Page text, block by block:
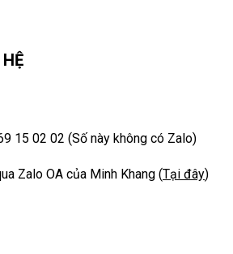
15 02 02 (Số này không có Zalo)
Zalo OA của Minh Khang (Tại đây)